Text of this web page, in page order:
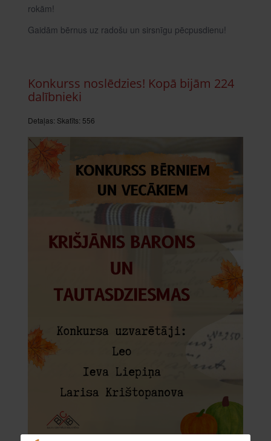
rokām!
Gaidām bērnus uz radošu un sirsnīgu pēcpusdienu!
Konkurss noslēdzies! Kopā bijām 224
dalībnieki
Detaļas: Skatīts: 556